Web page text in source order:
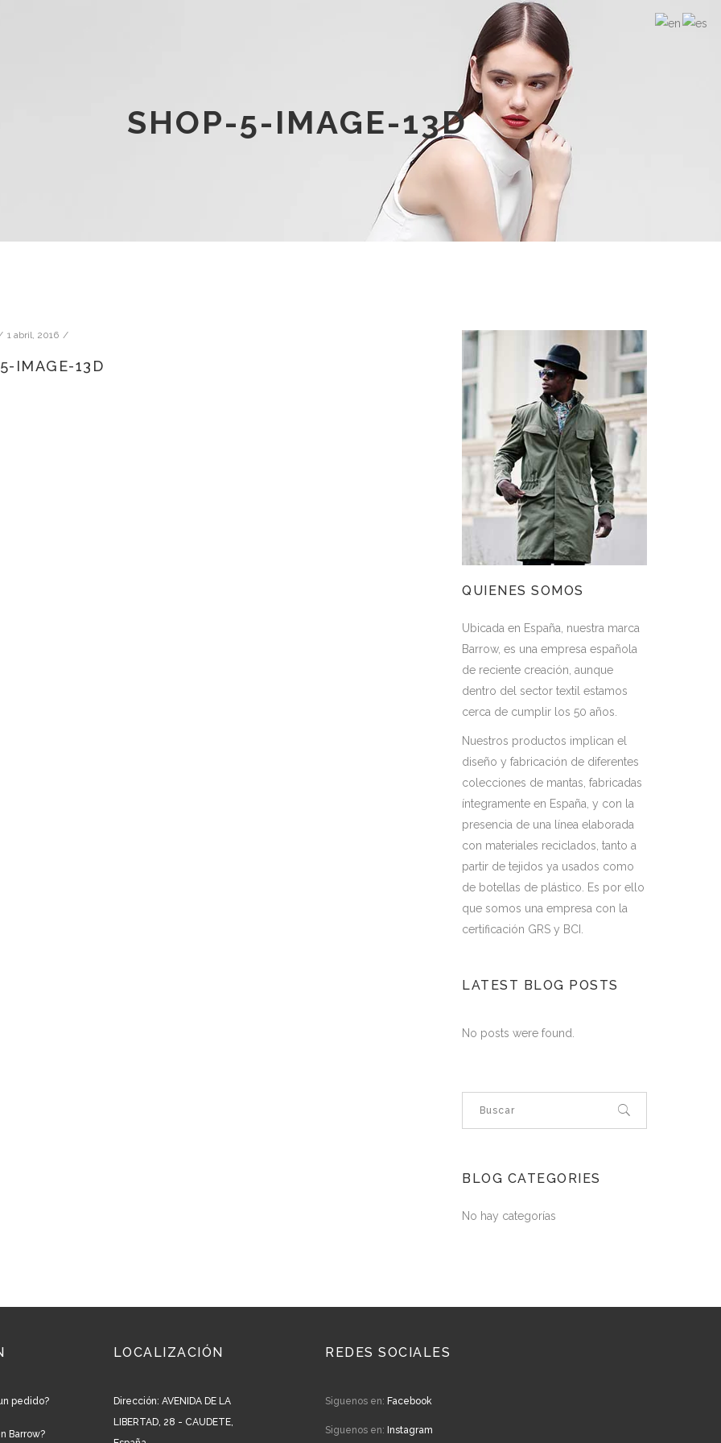
SHOP-5-IMAGE-13D
1 abril, 2016
IMAGE-13D
QUIENES SOMOS
Ubicada en España, nuestra marca
Barrow, es una empresa española
de reciente creación, aunque
dentro del sector textil estamos
cerca de cumplir los 50 años.
Nuestros productos implican el
diseño y fabricación de diferentes
colecciones de mantas, fabricadas
íntegramente en España, y con la
presencia de una línea elaborada
con materiales reciclados, tanto a
partir de tejidos ya usados como
de botellas de plástico. Es por ello
que somos una empresa con la
certificación GRS y BCI.
LATEST BLOG POSTS
No posts were found.
BLOG CATEGORIES
No hay categorías
pedido?
Barrow?
LOCALIZACIÓN
Dirección: AVENIDA DE LA
LIBERTAD, 28 - CAUDETE,
REDES SOCIALES
Siguenos en: Facebook
Siguenos en: Instagram